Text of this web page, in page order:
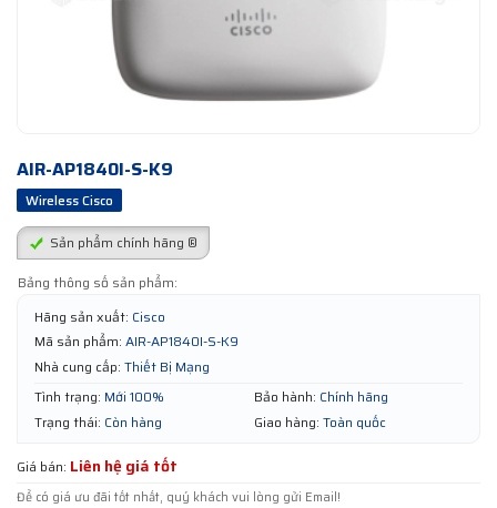
AIR-AP1840I-S-K9
Wireless Cisco
Sản phẩm chính hãng ®
Bảng thông số sản phẩm:
Hãng sản xuất: Cisco
Mã sản phẩm: AIR-AP1840I-S-K9
Nhà cung cấp: Thiết Bị Mạng
Tình trạng: Mới 100% Bảo hành: Chính hãng
Trạng thái: Còn hàng Giao hàng: Toàn quốc
Giá bán: Liên hệ giá tốt
Để có giá ưu đãi tốt nhất, quý khách vui lòng gửi Email!